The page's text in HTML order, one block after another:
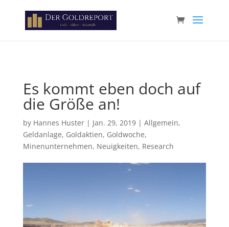
Es kommt eben doch auf
die Größe an!
by Hannes Huster| Jan. 29, 2019| Allgemein,
Geldanlage, Goldaktien, Goldwoche,
Minenunternehmen, Neuigkeiten, Research